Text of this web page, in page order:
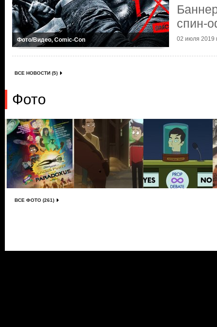
Фото/Видео, Comic-Con
спин-
02 июля 2019
ВСЕ НОВОСТИ (5)
Фото
ВСЕ ФОТО (261)